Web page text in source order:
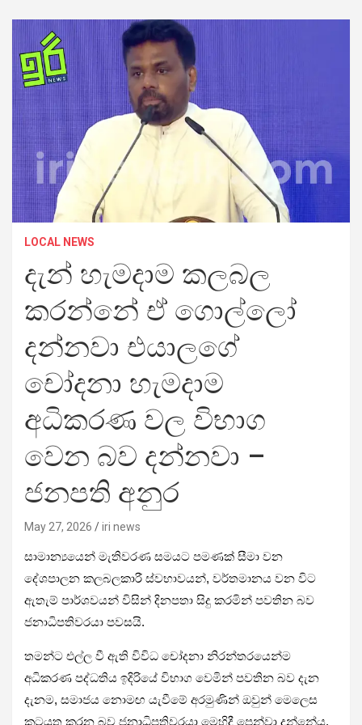
LOCAL NEWS
දැන් හැමදාම කලබල
කරන්නේ ඒ ගොල්ලෝ
දන්නවා එයාලගේ
චෝදනා හැමදාම
අධිකරණ වල විභාග
වෙන බව දන්නවා –
ජනපති අනුර
May 27, 2026 iri news
සාමාන්‍යයෙන් මැතිවරණ සමයට පමණක් සීමා වන
දේශපාලන කලබලකාරී ස්වභාවයන්, වර්තමානය වන විට
ඇතැම් පාර්ශවයන් විසින් දිනපතා සිදු කරමින් පවතින බව
ජනාධිපතිවරයා පවසයි.
තමන්ට එල්ල වී ඇති විවිධ චෝදනා නිරන්තරයෙන්ම
අධිකරණ පද්ධතිය ඉදිරියේ විභාග වෙමින් පවතින බව දැන
දැනම, සමාජය නොමඟ යැවීමේ අරමුණින් ඔවුන් මෙලෙස
කටයුතු කරන බව ජනාධිපතිවරයා මෙහිදී පෙන්වා දුන්නේය.